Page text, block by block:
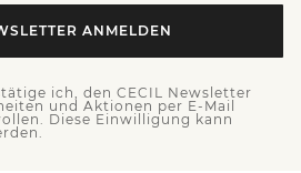
ANMELDEN
ich, den CECIL Newsletter
und Aktionen per E-Mail
Diese Einwilligung kann